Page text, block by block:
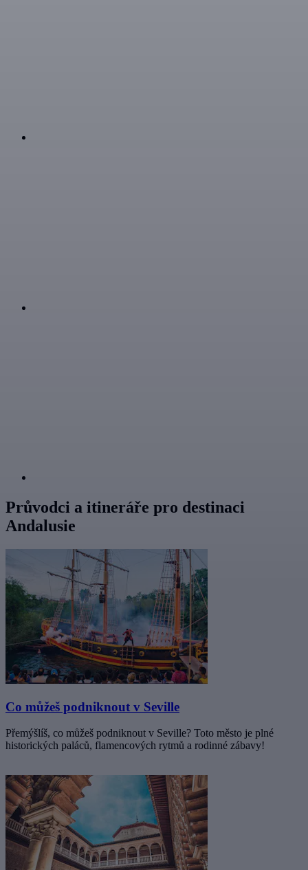
Průvodci a itineráře pro destinaci
Andalusie
Co můžeš podniknout v Seville
Přemýšlíš, co můžeš podniknout v Seville? Toto město je plné
historických paláců, flamencových rytmů a rodinné zábavy!